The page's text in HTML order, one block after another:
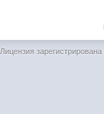
Лицензия